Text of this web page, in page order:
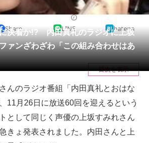
リサーチ
合ページ
トレンド
スの未来
決着か!? 内田真礼のラジオに上坂
ァンざわざわ「この組み合わせはあ
Share LINE hatena
目次を表示
んのラジオ番組「内田真礼とおはな
11月26日に放送60回を迎えるという
として同じく声優の上坂すみれさん
きょ発表されました。内田さんと上